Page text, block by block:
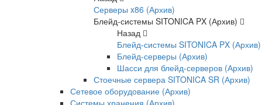
Серверы x86 (Архив)
Блейд-системы SITONICA PX (Архив)
Назад
Блейд-системы SITONICA PX (Архив)
Блейд-серверы (Архив)
Шасси для блейд-серверов (Архив)
Стоечные сервера SITONICA SR (Архив)
Сетевое оборудование (Архив)